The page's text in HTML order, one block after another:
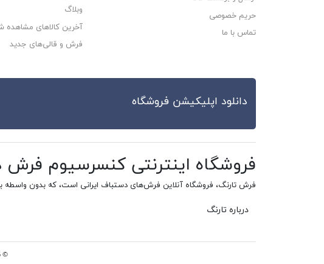
حریم خصوصی
تماس با ما
وبلاگ
آخرین کالاهای مشاهده
فرش و قالی‌های جدید
دانلود اپلیکیشن فروشگاه
فروشگاه اینترنتی کنسرسیوم
فرش تارنگ، فروشگاه آنلاین فرش‌های دستباف ایرانی است، که بدون
درباره تارنگ
© 2026 کنسرسیوم فرش دستباف تارنگ. همه حقوق محفوظ است.